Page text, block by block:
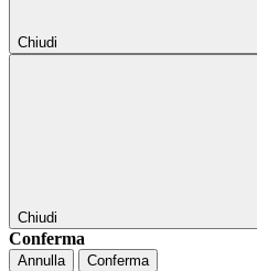
Chiudi
Chiudi
Conferma
Annulla Conferma